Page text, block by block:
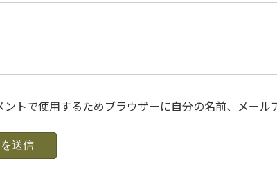
ントで使用するためブラウザーに自分の名前、メール